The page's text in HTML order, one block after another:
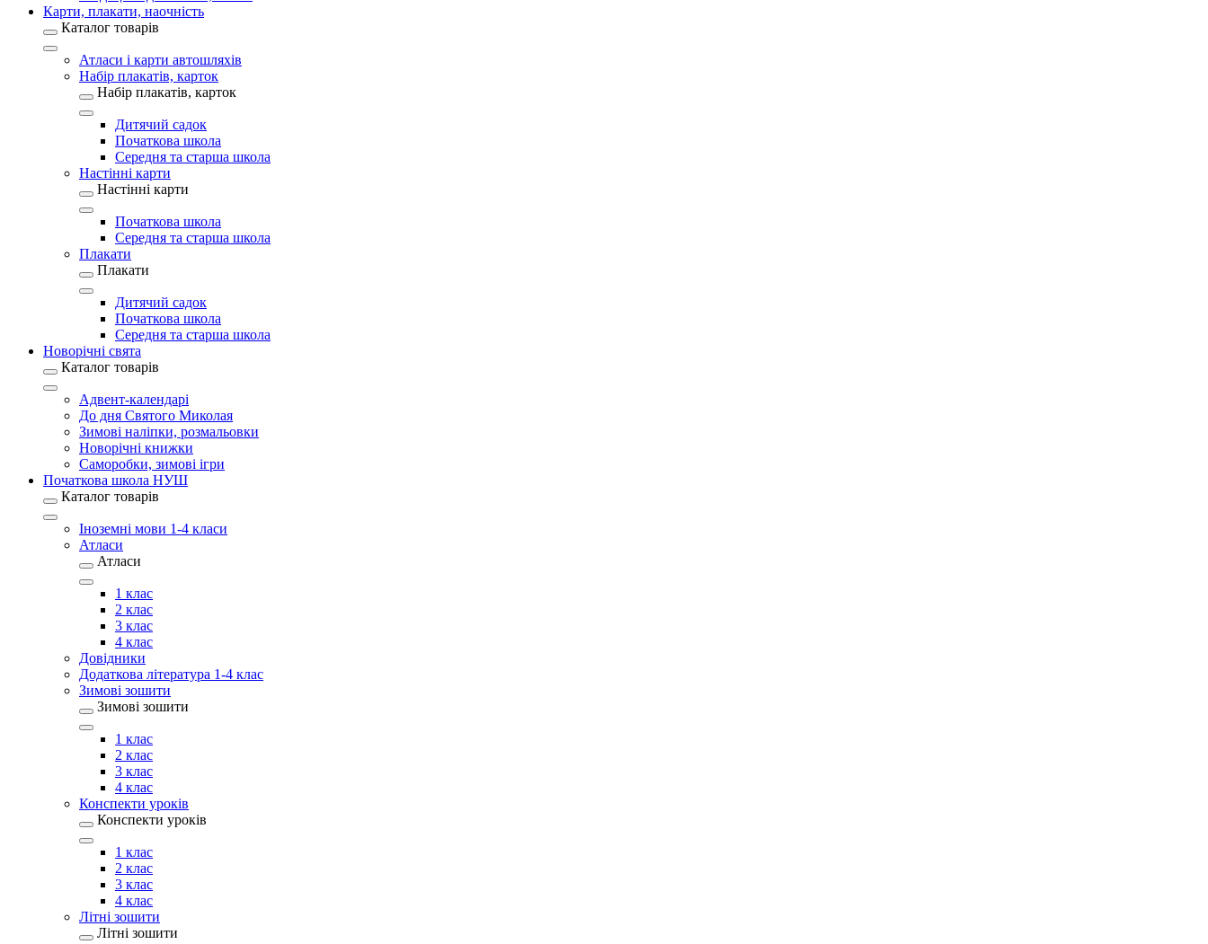
Карти, плакати, наочність
Каталог товарів
Атласи і карти автошляхів
Набір плакатів, карток
Набір плакатів, карток
Дитячий садок
Початкова школа
Середня та старша школа
Настінні карти
Настінні карти
Початкова школа
Середня та старша школа
Плакати
Плакати
Дитячий садок
Початкова школа
Середня та старша школа
Новорічні свята
Каталог товарів
Адвент-календарі
До дня Святого Миколая
Зимові наліпки, розмальовки
Новорічні книжки
Саморобки, зимові ігри
Початкова школа НУШ
Каталог товарів
Іноземні мови 1-4 класи
Атласи
Атласи
1 клас
2 клас
3 клас
4 клас
Довідники
Додаткова література 1-4 клас
Зимові зошити
Зимові зошити
1 клас
2 клас
3 клас
4 клас
Конспекти уроків
Конспекти уроків
1 клас
2 клас
3 клас
4 клас
Літні зошити
Літні зошити